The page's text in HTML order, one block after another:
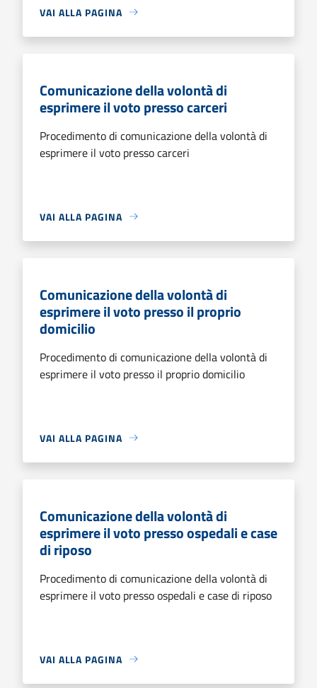
VAI ALLA PAGINA
Comunicazione della volontà di
esprimere il voto presso carceri
Procedimento di comunicazione della volontà di
esprimere il voto presso carceri
VAI ALLA PAGINA
Comunicazione della volontà di
esprimere il voto presso il proprio
domicilio
Procedimento di comunicazione della volontà di
esprimere il voto presso il proprio domicilio
VAI ALLA PAGINA
Comunicazione della volontà di
esprimere il voto presso ospedali e case
di riposo
Procedimento di comunicazione della volontà di
esprimere il voto presso ospedali e case di riposo
VAI ALLA PAGINA